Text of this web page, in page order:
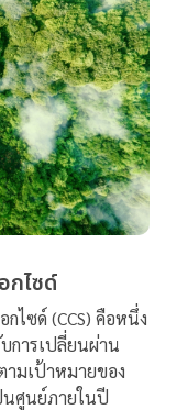
กไซด์
กไซด์ (CCS) คือหนึ่ง
การเปลี่ยนผ่าน
ามเป้าหมายของ
นศูนย์ภายในปี